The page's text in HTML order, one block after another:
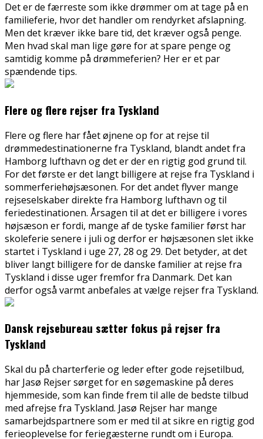
Det er de færreste som ikke drømmer om at tage på en
familieferie, hvor det handler om rendyrket afslapning.
Men det kræver ikke bare tid, det kræver også penge.
Men hvad skal man lige gøre for at spare penge og
samtidig komme på drømmeferien? Her er et par
spændende tips.
Flere og flere rejser fra Tyskland
Flere og flere har fået øjnene op for at rejse til
drømmedestinationerne fra Tyskland, blandt andet fra
Hamborg lufthavn og det er der en rigtig god grund til.
For det første er det langt billigere at rejse fra Tyskland i
sommerferiehøjsæsonen. For det andet flyver mange
rejseselskaber direkte fra Hamborg lufthavn og til
feriedestinationen. Årsagen til at det er billigere i vores
højsæson er fordi, mange af de tyske familier først har
skoleferie senere i juli og derfor er højsæsonen slet ikke
startet i Tyskland i uge 27, 28 og 29. Det betyder, at det
bliver langt billigere for de danske familier at rejse fra
Tyskland i disse uger fremfor fra Danmark. Det kan
derfor også varmt anbefales at vælge rejser fra Tyskland.
Dansk rejsebureau sætter fokus på rejser fra
Tyskland
Skal du på charterferie og leder efter gode rejsetilbud,
har Jasø Rejser sørget for en søgemaskine på deres
hjemmeside, som kan finde frem til alle de bedste tilbud
med afrejse fra Tyskland. Jasø Rejser har mange
samarbejdspartnere som er med til at sikre en rigtig god
ferieoplevelse for feriegæsterne rundt om i Europa.